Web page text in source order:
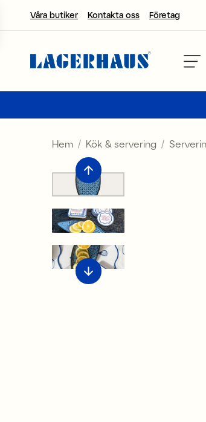
Våra butiker Kontakta oss Företag
Välj språk / valuta
FI / EUR
NO / NKR
SE / SEK
Hem Kök & servering